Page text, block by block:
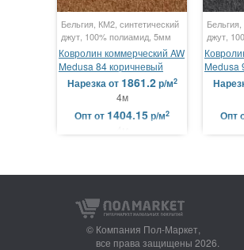
Бельгия, КМ2, синтетический
джут, 100% полиамид, 5мм
Ковролин коммерческий AW
Medusa 84 коричневый
Нарезкаот 1861.2р/м2
4м
Оптот 1404.15р/м2
джут,
Medusa
Опт
© Компания Пол-Маркет,
все права защищены 2026.